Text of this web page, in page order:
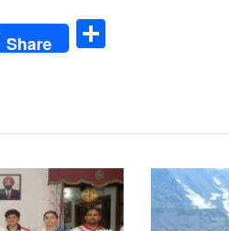
Share